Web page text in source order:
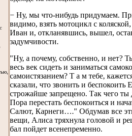
− Ну, мы что-нибудь придумаем.
видимо, взять мотоцикл с
Иван и, откланявшись, вышел,
задумчивости.
"Ну, а почему, собственно, и нет?
весь век сидеть и заниматься
самоистязанием? Т а м тебе,
сказали, что звонить и беспокоить
строжайше запрещено. Так чего ты
Пора перестать беспокоиться и
Салют, Карнеги…." Обдумав все
вещи, Алиса тряхнула головой и
бал пойдет всенепременно.